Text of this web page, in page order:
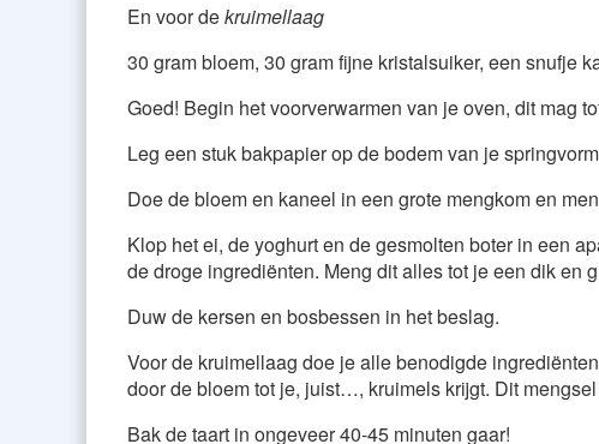
En voor dekruimellaag
30 gram bloem, 30 gram fijne kristalsuiker, een snufje
Goed! Begin het voorverwarmen van je oven, dit mag
Leg een stuk bakpapier op de bodem van je
Doe de bloem en kaneel in een grote mengkom en
Klop het ei, de yoghurt en de gesmolten boter in een
de droge ingrediënten. Meng dit alles tot je een dik en
Duw de kersen en bosbessen in het beslag.
Voor de kruimellaag doe je alle benodigde
door de bloem tot je, juist…, kruimels krijgt. Dit
Bak de taart in ongeveer 40-45 minuten gaar!